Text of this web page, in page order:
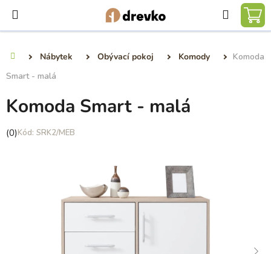
obsah
Hledat
Nábytek Obývací pokoj Komody
Komoda
Smart - malá
Komoda Smart - malá
Průměrné
(0) SRK2/MEB